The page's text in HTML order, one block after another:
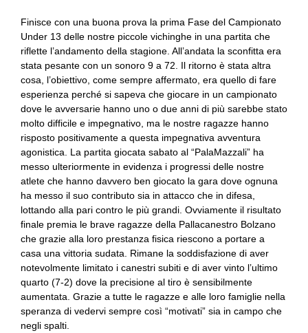
Finisce con una buona prova la prima Fase del Campionato
Under 13 delle nostre piccole vichinghe in una partita che
riflette l’andamento della stagione. All’andata la sconfitta era
stata pesante con un sonoro 9 a 72. Il ritorno è stata altra
cosa, l’obiettivo, come sempre affermato, era quello di fare
esperienza perché si sapeva che giocare in un campionato
dove le avversarie hanno uno o due anni di più sarebbe stato
molto difficile e impegnativo, ma le nostre ragazze hanno
risposto positivamente a questa impegnativa avventura
agonistica. La partita giocata sabato al “PalaMazzali” ha
messo ulteriormente in evidenza i progressi delle nostre
atlete che hanno davvero ben giocato la gara dove ognuna
ha messo il suo contributo sia in attacco che in difesa,
lottando alla pari contro le più grandi. Ovviamente il risultato
finale premia le brave ragazze della Pallacanestro Bolzano
che grazie alla loro prestanza fisica riescono a portare a
casa una vittoria sudata. Rimane la soddisfazione di aver
notevolmente limitato i canestri subiti e di aver vinto l’ultimo
quarto (7-2) dove la precisione al tiro è sensibilmente
aumentata. Grazie a tutte le ragazze e alle loro famiglie nella
speranza di vedervi sempre così “motivati” sia in campo che
negli spalti.